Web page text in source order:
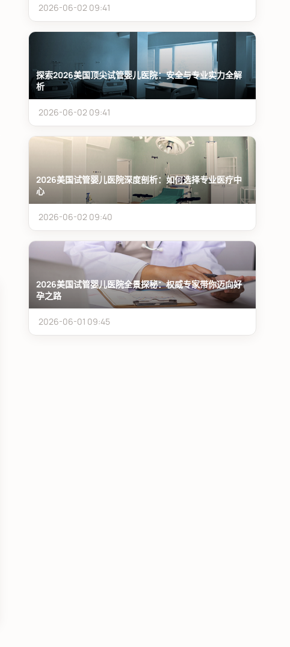
2026-06-02 09:41
探索2026美国顶尖试管婴儿医院：安全与专业实力全解
析
2026-06-02 09:41
2026美国试管婴儿医院深度剖析：如何选择专业医疗中
心
2026-06-02 09:40
2026美国试管婴儿医院全景探秘：权威专家带你迈向好
孕之路
2026-06-01 09:45